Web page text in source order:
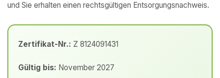
und Sie erhalten einen rechtsgültigen Entsorgungsnachweis.
Zertifikat-Nr.: Z 8124091431
Gültig bis: November 2027